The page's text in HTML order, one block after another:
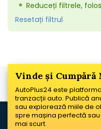
Reduceți filtrele,
Resetați filtrul
Vinde și
AutoPlus24 este
tranzacții auto. Publică
sau explorează miile de
spre mașina perfectă
mai scurt.